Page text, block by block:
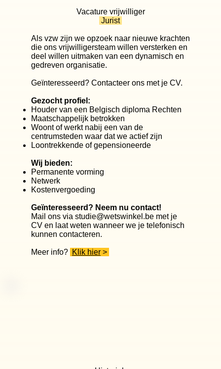
Vacature vrijwilliger
Jurist
Als vzw zijn we opzoek naar nieuwe krachten
die ons vrijwilligersteam willen versterken en
deel willen uitmaken van een dynamisch en
gedreven organisatie.
Geïnteresseerd? Contacteer ons met je CV.
Gezocht profiel:
Houder van een Belgisch diploma Rechten
Maatschappelijk betrokken
Woont of werkt nabij een van de
centrumsteden waar dat we actief zijn
Loontrekkende of gepensioneerde
Wij bieden:
Permanente vorming
Netwerk
Kostenvergoeding
Geïnteresseerd? Neem nu contact!
Mail ons via studie@wetswinkel.be met je
CV en laat weten wanneer we je telefonisch
kunnen contacteren.
Meer info? Klik hier>